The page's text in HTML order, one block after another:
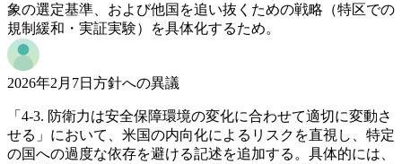
象の選定基準、および他国を追い抜くための戦略（特区での
規制緩和・実証実験）を具体化するため。
2026年2月7日 方針への異議
「4-3. 防衛力は安全保障環境の変化に合わせて適切に変動さ
せる」において、米国の内向化によるリスクを直視し、特定
の国への過度な依存を避ける記述を追加する。具体的には、